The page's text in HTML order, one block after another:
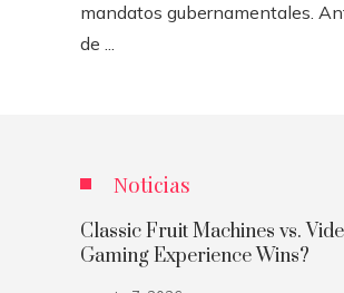
mandatos gubernamentales.
de ...
Noticias
Classic Fruit Machines vs.
Gaming Experience Wins?